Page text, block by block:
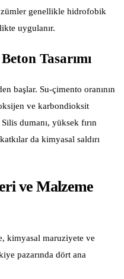
genellikle hidrofobik
uygulanır.
Tasarımı
başlar. Su-çimento oranının
ve karbondioksit
dumanı, yüksek fırın
da kimyasal saldırı
ve Malzeme
kimyasal maruziyete ve
pazarında dört ana